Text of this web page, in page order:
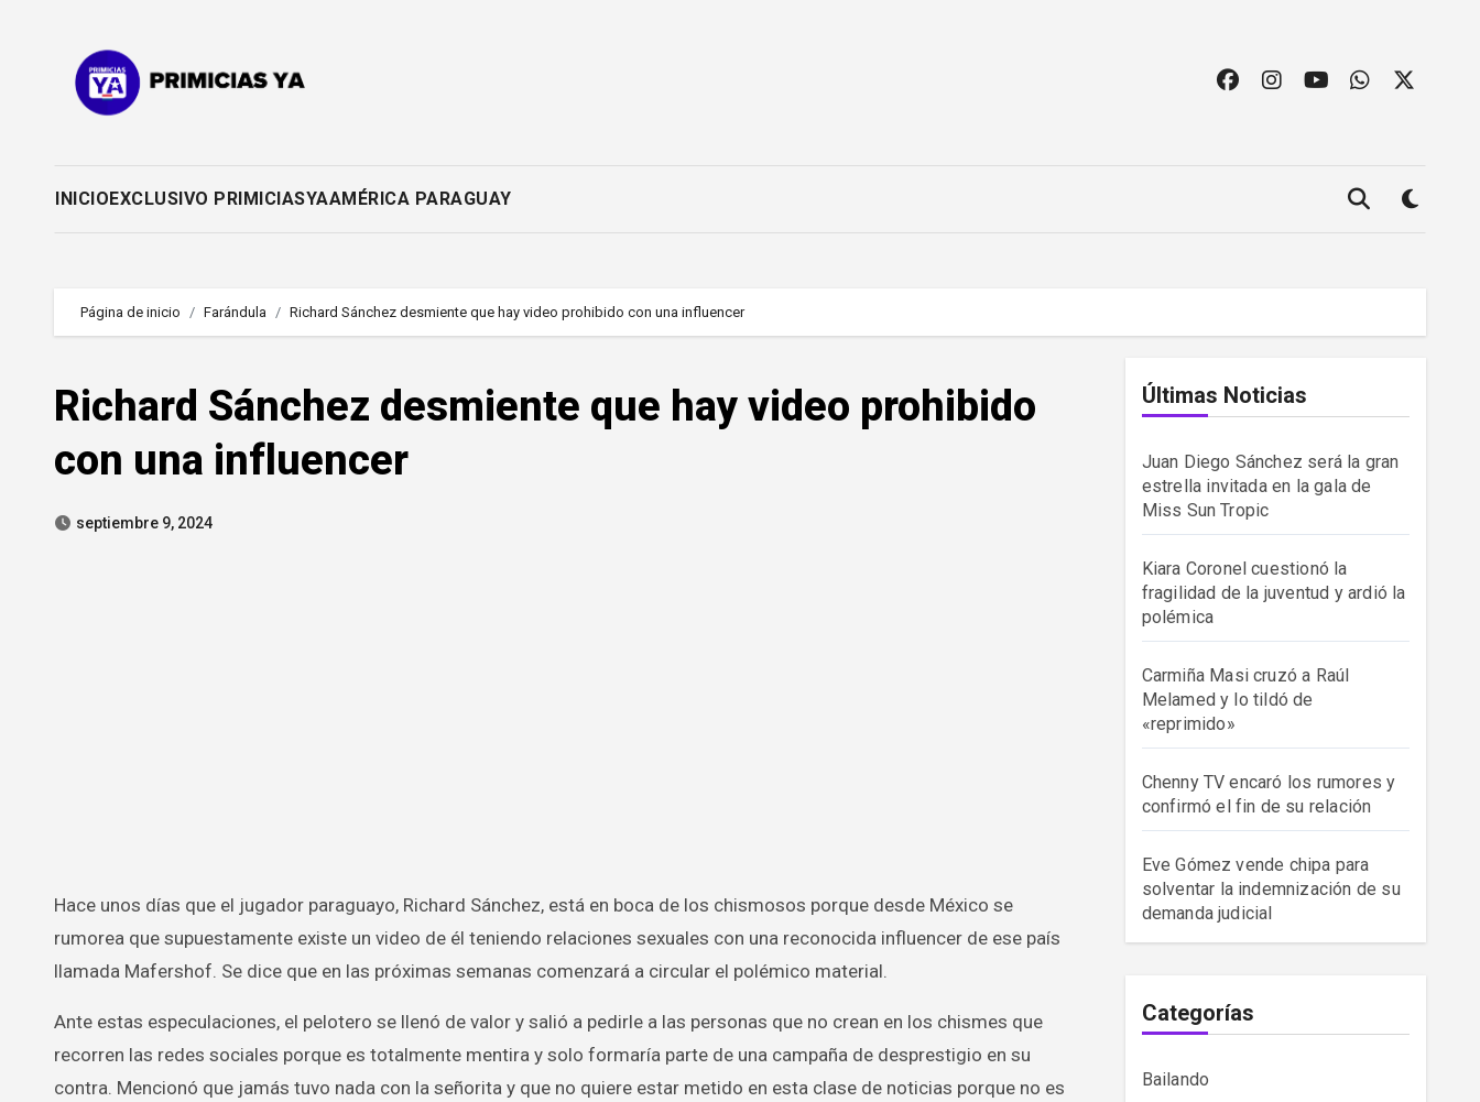
INICIOEXCLUSIVO PRIMICIASYAAMÉRICA PARAGUAY
Página de inicio Farándula Richard Sánchez desmiente que hay video prohibido con una influencer
Richard Sánchez desmiente que hay video prohibido
con una influencer
septiembre 9, 2024
Hace unos días que el jugador paraguayo, Richard Sánchez, está en boca de los chismosos porque desde México se
rumorea que supuestamente existe un video de él teniendo relaciones sexuales con una reconocida influencer de ese país
llamada Mafershof. Se dice que en las próximas semanas comenzará a circular el polémico material.
Ante estas especulaciones, el pelotero se llenó de valor y salió a pedirle a las personas que no crean en los chismes que
recorren las redes sociales porque es totalmente mentira y solo formaría parte de una campaña de desprestigio en su
contra. Mencionó que jamás tuvo nada con la señorita y que no quiere estar metido en esta clase de noticias porque no es
Últimas Noticias
Juan Diego Sánchez será la gran
estrella invitada en la gala de
Miss Sun Tropic
Kiara Coronel cuestionó la
fragilidad de la juventud y ardió la
polémica
Carmiña Masi cruzó a Raúl
Melamed y lo tildó de
«reprimido»
Chenny TV encaró los rumores y
confirmó el fin de su relación
Eve Gómez vende chipa para
solventar la indemnización de su
demanda judicial
Categorías
Bailando